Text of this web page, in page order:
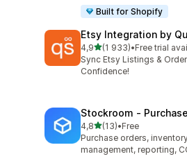
Built for Shopify
Etsy Integration by
4,9/ 5 tähteä
(1 933)
1933 arvostelua yhteensä
•Free trial
Sync Etsy Listings &
Confidence!
Stockroom ‑
4,8/ 5 tähteä
(13)
13 arvostelua yhteensä
•Free
Purchase orders,
management, reporting,